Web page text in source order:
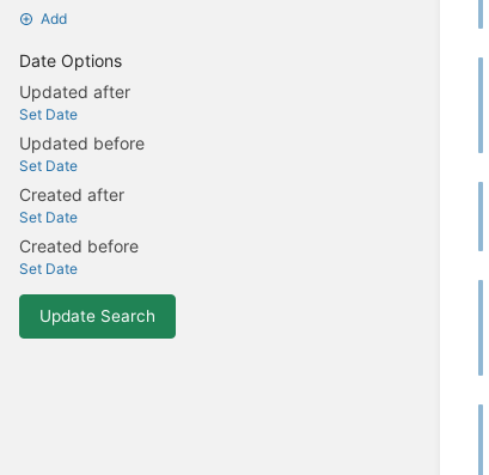
Add
Date Options
Updated after
Set Date
Updated before
Set Date
Created after
Set Date
Created before
Set Date
Update Search